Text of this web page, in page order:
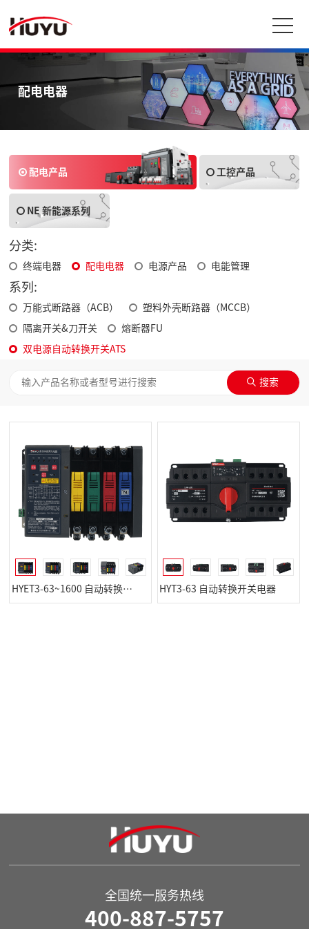
配电电器
配电产品 工控产品
NE 新能源系列
分类:
终端电器 配电电器 电源产品 电能管理
系列:
万能式断路器（ACB） 塑料外壳断路器（MCCB）
隔离开关&刀开关 熔断器FU
双电源自动转换开关ATS
HYET3-63~1600 自动转换开关电器 HYT3-63 自动转换开关电器
全国统一服务热线
400-887-5757